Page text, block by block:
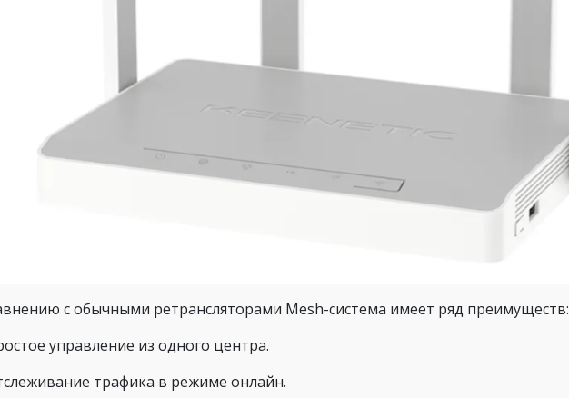
с обычными ретрансляторами Mesh-система имеет ряд преимуществ:
управление из одного центра.
трафика в режиме онлайн.